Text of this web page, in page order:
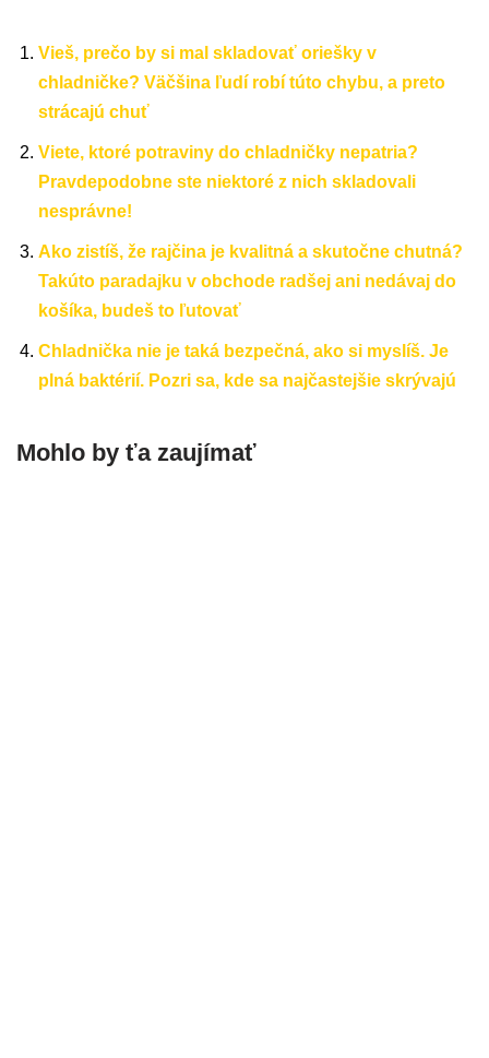
Vieš, prečo by si mal skladovať oriešky v
chladničke? Väčšina ľudí robí túto chybu, a preto
strácajú chuť
Viete, ktoré potraviny do chladničky nepatria?
Pravdepodobne ste niektoré z nich skladovali
nesprávne!
Ako zistíš, že rajčina je kvalitná a skutočne chutná?
Takúto paradajku v obchode radšej ani nedávaj do
košíka, budeš to ľutovať
Chladnička nie je taká bezpečná, ako si myslíš. Je
plná baktérií. Pozri sa, kde sa najčastejšie skrývajú
Mohlo by ťa zaujímať